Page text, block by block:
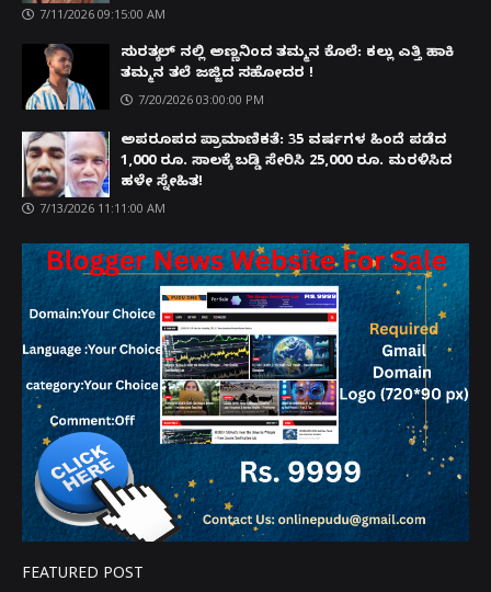
7/11/2026 09:15:00 AM
ಸುರತ್ಕಲ್ ನಲ್ಲಿ ಅಣ್ಣನಿಂದ ತಮ್ಮನ ಕೊಲೆ: ಕಲ್ಲು ಎತ್ತಿ ಹಾಕಿ
ತಮ್ಮನ ತಲೆ ಜಜ್ಜಿದ ಸಹೋದರ !
7/20/2026 03:00:00 PM
ಅಪರೂಪದ ಪ್ರಾಮಾಣಿಕತೆ: 35 ವರ್ಷಗಳ ಹಿಂದೆ ಪಡೆದ
1,000 ರೂ. ಸಾಲಕ್ಕೆ ಬಡ್ಡಿ ಸೇರಿಸಿ 25,000 ರೂ. ಮರಳಿಸಿದ
ಹಳೇ ಸ್ನೇಹಿತ!
7/13/2026 11:11:00 AM
FEATURED POST